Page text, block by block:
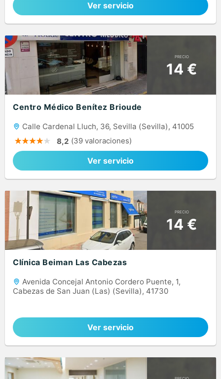
Ver servicio
PRECIO
14 €
Centro Médico Benítez Brioude
Calle Cardenal Lluch, 36, Sevilla (Sevilla), 41005
8,2 (39 valoraciones)
Ver servicio
PRECIO
14 €
Clínica Beiman Las Cabezas
Avenida Concejal Antonio Cordero Puente, 1,
Cabezas de San Juan (Las) (Sevilla), 41730
Ver servicio